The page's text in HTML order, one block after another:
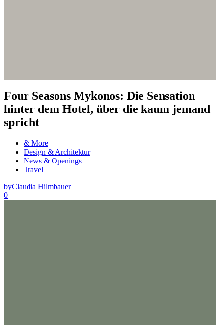
Four Seasons Mykonos: Die Sensation
hinter dem Hotel, über die kaum jemand
spricht
& More
Design & Architektur
News & Openings
Travel
byClaudia Hilmbauer
0